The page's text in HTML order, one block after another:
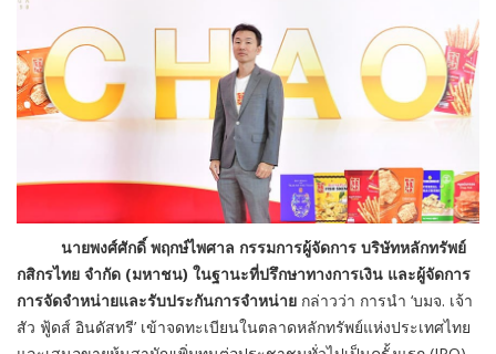
นายพงศ์ศักดิ์ พฤกษ์ไพศาล กรรมการผู้จัดการ บริษัทหลักทรัพย์
กสิกรไทย จำกัด (มหาชน) ในฐานะที่ปรึกษาทางการเงิน และผู้จัดการ
การจัดจำหน่ายและรับประกันการจำหน่าย กล่าวว่า การนำ ‘บมจ. เจ้า
สัว ฟู้ดส์ อินดัสทรี’ เข้าจดทะเบียนในตลาดหลักทรัพย์แห่งประเทศไทย